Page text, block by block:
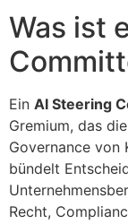
Was ist
Ein AI Steering
Gremium, das
Governance von
bündelt
Recht,